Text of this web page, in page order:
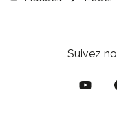
Suivez